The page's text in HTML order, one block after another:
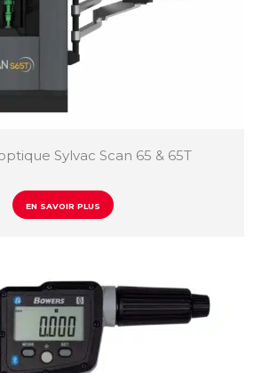
Sylvac Scan 65 & 65T
EN SAVOIR PLUS